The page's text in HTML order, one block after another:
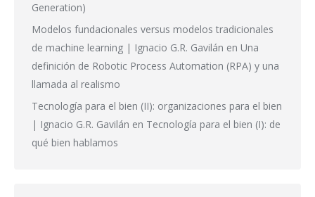
Generation)
Modelos fundacionales versus modelos tradicionales
de machine learning | Ignacio G.R. Gavilán en Una
definición de Robotic Process Automation (RPA) y una
llamada al realismo
Tecnología para el bien (II): organizaciones para el bien
| Ignacio G.R. Gavilán en Tecnología para el bien (I): de
qué bien hablamos